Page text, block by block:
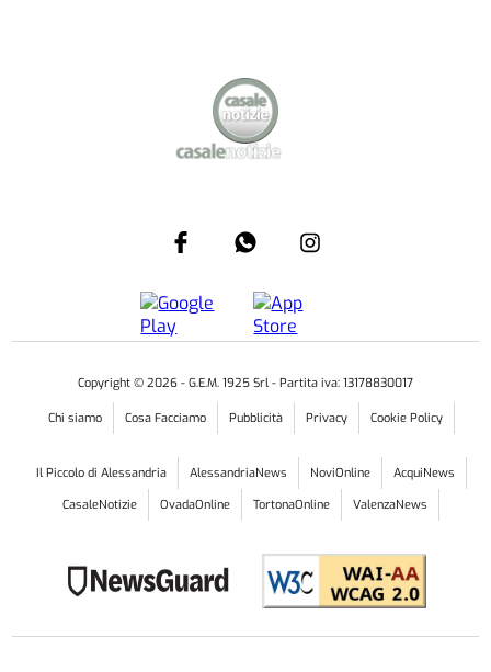
Copyright © 2026 - G.E.M. 1925 Srl - Partita iva: 13178830017
Chi siamo Cosa Facciamo Pubblicità Privacy Cookie Policy
Il Piccolo di Alessandria AlessandriaNews NoviOnline
AcquiNews
CasaleNotizie
OvadaOnline TortonaOnline ValenzaNews